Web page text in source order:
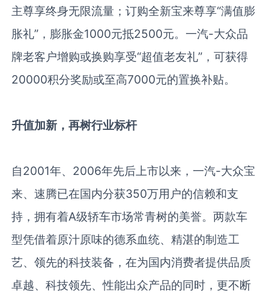
主尊享终身无限流量；订购全新宝来尊享“满值膨
胀礼”，膨胀金1000元抵2500元。一汽-大众品
牌老客户增购或换购享受“超值老友礼”，可获得
20000积分奖励或至高7000元的置换补贴。
升值加新，再树行业标杆
自2001年、 2006年先后上市以来，一汽-大众宝
来、速腾已在国内分获350万用户的信赖和支
持，拥有着A级轿车市场常青树的美誉。两款车
型凭借着原汁原味的德系血统、精湛的制造工
艺、领先的科技装备，在为国内消费者提供品质
卓越、科技领先、性能出众产品的同时，更不断